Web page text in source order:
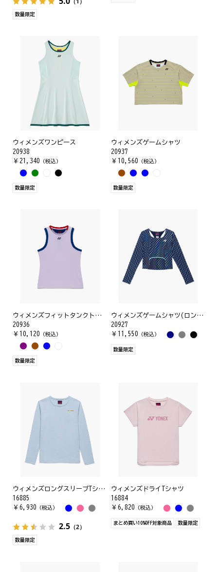
数量限定
ウィメンズワンピース
20938
￥ 21,340 （税込）
数量限定
ウィメンズゲームシャツ
20937
￥ 10,560 （税込）
数量限定
ウィメンズフィットタンクトップ
20936
￥ 10,120 （税込）
数量限定
ウィメンズゲームシャツ(ロングスリーブ)
20927
￥ 11,550 （税込）
数量限定
ウィメンズロングスリーブTシャツ
16885
￥ 6,930 （税込）
2.5 （2）
数量限定
ウィメンズドライTシャツ
16884
￥ 6,820 （税込）
まとめ買い10%OFF対象商品 数量限定